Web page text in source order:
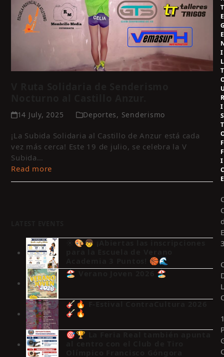
14 July, 2025 Deportes, Senderismo
¡La Subida Solidaria al Castillo de Anzur está cada
vez más cerca! Este 19 de julio, se celebra la V
Subida…
Read more
☀️🎨👦 ¡Abiertas las inscripciones
Academia 3 Puntos! 🏀🌊
🏖️ Verano Joven 2026 🏖️
🎸🔥 F-Estival ContraCultura 2026
🎸🔥
🎯🏆 La Feria Real también apunta
T
E
E
I
L
T
I
S
T
F
F
I
E